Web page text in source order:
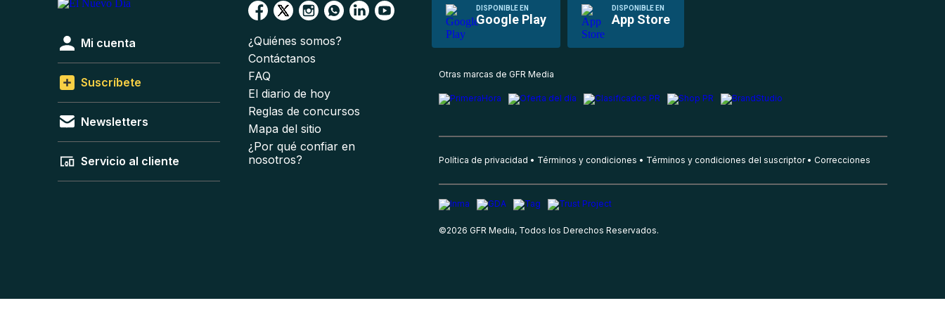
DISPONIBLE EN
Google Play
DISPONIBLE EN
App Store
Mi cuenta
Suscríbete
Newsletters
Servicio al cliente
¿Quiénes somos?
Contáctanos
FAQ
El diario de hoy
Reglas de concursos
Mapa del sitio
¿Por qué confiar en
nosotros?
Otras marcas de GFR Media
Política de privacidad Términos y condiciones Términos y condiciones del suscriptor Correcciones
©2026 GFR Media, Todos los Derechos Reservados.